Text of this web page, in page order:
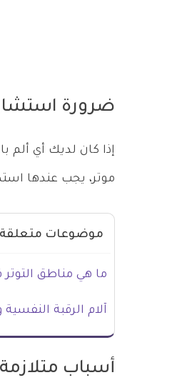
ضرورة
إذا كان لديك أي
موتر، يجب عندها
موضوعات متعلقة
ما هي مناطق
آلام الرقبة
أسباب